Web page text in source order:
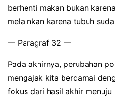
berhenti makan bukan
melainkan karena tubuh
— Paragraf 32 —
Pada akhirnya, perubahan
mengajak kita berdamai
fokus dari hasil akhir menuju